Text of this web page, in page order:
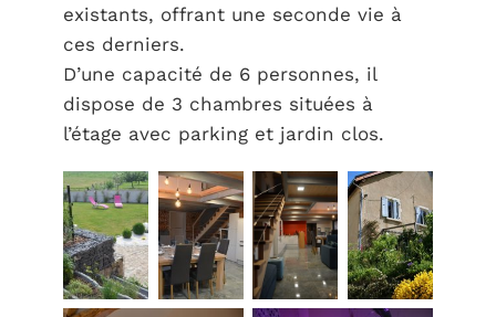
existants, offrant une seconde vie à
ces derniers.
D’une capacité de 6 personnes, il
dispose de 3 chambres situées à
l’étage avec parking et jardin clos.